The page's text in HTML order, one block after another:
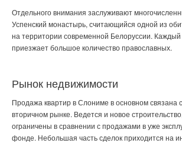
Отдельного внимания заслуживают
Успенский монастырь, считающийся одной из
на территории современной Белоруссии. Каждый
приезжает большое количество православных.
Рынок недвижимости
Продажа квартир в Слониме в основном связана
вторичном рынке. Ведется и новое
ограничены в сравнении с продажами в уже
фонде. Небольшая часть сделок приходится на